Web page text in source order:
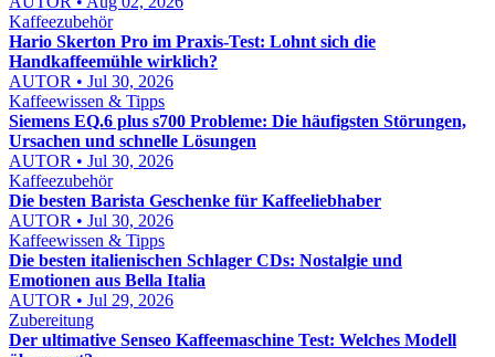
Kaffeezubehör
Hario Skerton Pro im Praxis-Test: Lohnt sich die
Handkaffeemühle wirklich?
AUTOR • Jul 30, 2026
Kaffeewissen & Tipps
Siemens EQ.6 plus s700 Probleme: Die häufigsten Störungen,
Ursachen und schnelle Lösungen
AUTOR • Jul 30, 2026
Kaffeezubehör
Die besten Barista Geschenke für Kaffeeliebhaber
AUTOR • Jul 30, 2026
Kaffeewissen & Tipps
Die besten italienischen Schlager CDs: Nostalgie und
Emotionen aus Bella Italia
AUTOR • Jul 29, 2026
Zubereitung
Der ultimative Senseo Kaffeemaschine Test: Welches Modell